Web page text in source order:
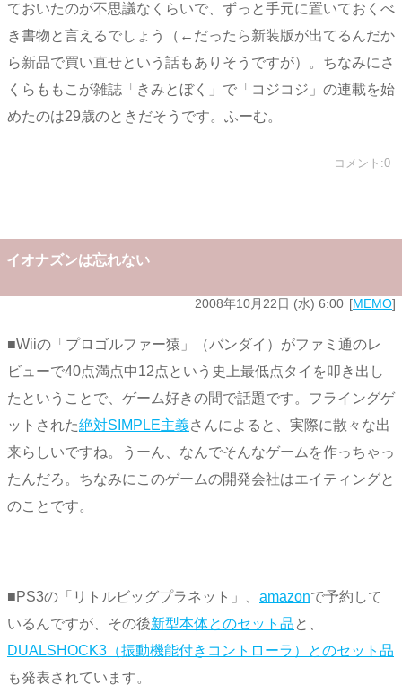
ておいたのが不思議なくらいで、ずっと手元に置いておくべ
き書物と言えるでしょう（←だったら新装版が出てるんだか
ら新品で買い直せという話もありそうですが）。ちなみにさ
くらももこが雑誌「きみとぼく」で「コジコジ」の連載を始
めたのは29歳のときだそうです。ふーむ。
コメント:0
イオナズンは忘れない
2008年10月22日 (水) 6:00 MEMO
■Wiiの「プロゴルファー猿」（バンダイ）がファミ通のレ
ビューで40点満点中12点という史上最低点タイを叩き出し
たということで、ゲーム好きの間で話題です。フライングゲ
ットされた絶対SIMPLE主義さんによると、実際に散々な出
来らしいですね。うーん、なんでそんなゲームを作っちゃっ
たんだろ。ちなみにこのゲームの開発会社はエイティングと
のことです。
■PS3の「リトルビッグプラネット」、 amazonで予約して
いるんですが、その後新型本体とのセット品 と、
DUALSHOCK3（振動機能付きコントローラ）とのセット品
も発表されています。